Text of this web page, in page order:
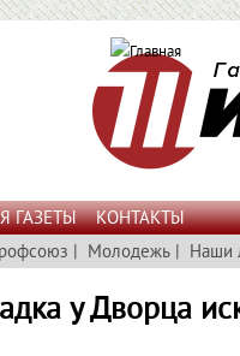
ГАЗЕТЫ
КОНТАКТЫ
| Молодежь | Наши
у Дворца